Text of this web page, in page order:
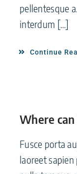
pellentesque
interdum […]
Continue
Where
Fusce porta
laoreet